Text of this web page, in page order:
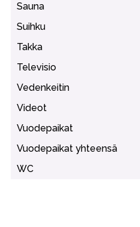
Sauna
Suihku
Takka
Televisio
Vedenkeitin
Videot
Vuodepaikat
Vuodepaikat yhteensä
WC